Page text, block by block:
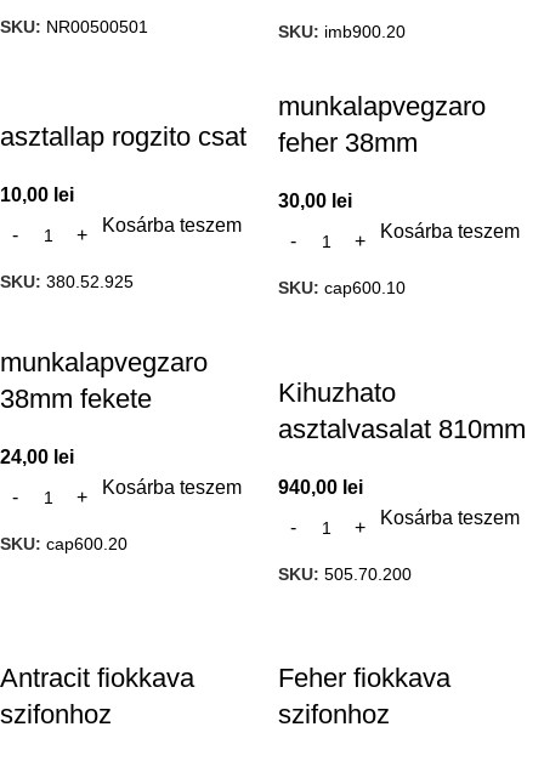
SKU: NR00500501 SKU: imb900.20
asztallap rogzito csat
10,00 lei
Kosárba teszem
SKU: 380.52.925
munkalapvegzaro
feher 38mm
30,00 lei
Kosárba teszem
SKU: cap600.10
munkalapvegzaro
38mm fekete
24,00 lei
Kosárba teszem
SKU: cap600.20
Kihuzhato
asztalvasalat 810mm
940,00 lei
Kosárba teszem
SKU: 505.70.200
Antracit fiokkava
szifonhoz
Feher fiokkava
szifonhoz